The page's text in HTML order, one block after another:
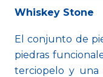
Whiskey Stone
El conjunto de
piedras
terciopelo y una